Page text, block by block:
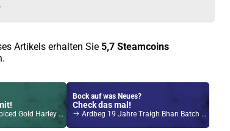
Artikels erhalten Sie 5,7 Steamcoins
Harley Glas 6er Pack
Bock auf was Neues?
Check das mal!
Ardbeg 19 Jahre Traigh Bhan Batch 6 Single Malt Scotch Whisky 46,2% Vol. 700ml